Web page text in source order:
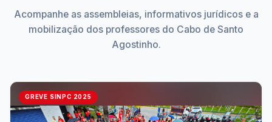
Acompanhe as assembleias, informativos jurídicos e a
mobilização dos professores do Cabo de Santo
Agostinho.
GREVE SINPC 2025